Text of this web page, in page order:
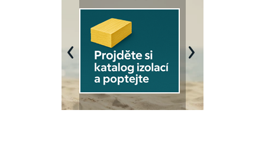
Previous Next